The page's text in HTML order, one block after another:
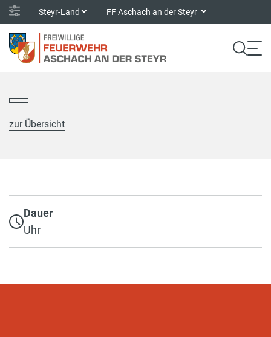
Steyr-Land FF Aschach an der Steyr
zur Übersicht
Dauer
Uhr